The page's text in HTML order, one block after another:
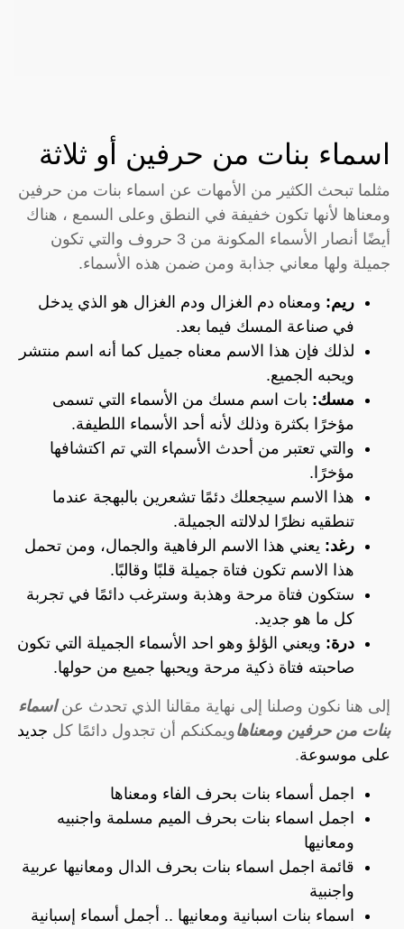
اسماء بنات من حرفين أو ثلاثة
مثلما تبحث الكثير من الأمهات عن اسماء بنات من حرفين
ومعناها لأنها تكون خفيفة في النطق وعلى السمع ، هناك
أيضًا أنصار الأسماء المكونة من 3 حروف والتي تكون
جميلة ولها معاني جذابة ومن ضمن هذه الأسماء.
ريم: ومعناه دم الغزال ودم الغزال هو الذي يدخل
في صناعة المسك فيما بعد.
لذلك فإن هذا الاسم معناه جميل كما أنه اسم منتشر
ويحبه الجميع.
مسك: بات اسم مسك من الأسماء التي تسمى
مؤخرًا بكثرة وذلك لأنه أحد الأسماء اللطيفة.
والتي تعتبر من أحدث الأسماء التي تم اكتشافها
مؤخرًا.
هذا الاسم سيجعلك دئمًا تشعرين بالبهجة عندما
تنطقيه نظرًا لدلالته الجميلة.
رغد: يعني هذا الاسم الرفاهية والجمال، ومن تحمل
هذا الاسم تكون فتاة جميلة قلبًا وقالبًا.
ستكون فتاة مرحة وهذبة وسترغب دائمًا في تجربة
كل ما هو جديد.
درة: ويعني الؤلؤ وهو احد الأسماء الجميلة التي تكون
صاحبته فتاة ذكية مرحة ويحبها جميع من حولها.
إلى هنا نكون وصلنا إلى نهاية مقالنا الذي تحدث عناسماء
بنات من حرفين ومعناهاويمكنكم أن تجدول دائمًا كل جديد
على موسوعة.
اجمل أسماء بنات بحرف الفاء ومعناها
اجمل اسماء بنات بحرف الميم مسلمة واجنبيه
ومعانيها
قائمة اجمل اسماء بنات بحرف الدال ومعانيها عربية
واجنبية
اسماء بنات اسبانية ومعانيها .. أجمل أسماء إسبانية